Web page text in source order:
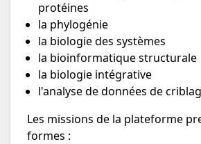
protéines
la phylogénie
la biologie des systèmes
la bioinformatique structurale
la biologie intégrative
l'analyse de données de
Les missions de la plateforme
formes :